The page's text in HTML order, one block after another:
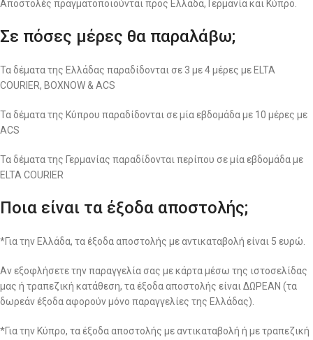
Αποστολές πραγματοποιούνται προς Ελλάδα, Γερμανία και Κύπρο.
Σε πόσες μέρες θα παραλάβω;
Τα δέματα της Ελλάδας παραδίδονται σε 3 με 4 μέρες με ELTA
COURIER, BOXNOW & ACS
Τα δέματα της Κύπρου παραδίδονται σε μία εβδομάδα με 10 μέρες με
ACS
Τα δέματα της Γερμανίας παραδίδονται περίπου σε μία εβδομάδα με
ELTA COURIER
Ποια είναι τα έξοδα αποστολής;
*Για την Ελλάδα, τα έξοδα αποστολής με αντικαταβολή είναι 5 ευρώ.
Αν εξοφλήσετε την παραγγελία σας με κάρτα μέσω της ιστοσελίδας
μας ή τραπεζική κατάθεση, τα έξοδα αποστολής είναι ΔΩΡΕΑΝ (τα
δωρεάν έξοδα αφορούν μόνο παραγγελίες της Ελλάδας).
*Για την Κύπρο, τα έξοδα αποστολής με αντικαταβολή ή με τραπεζική